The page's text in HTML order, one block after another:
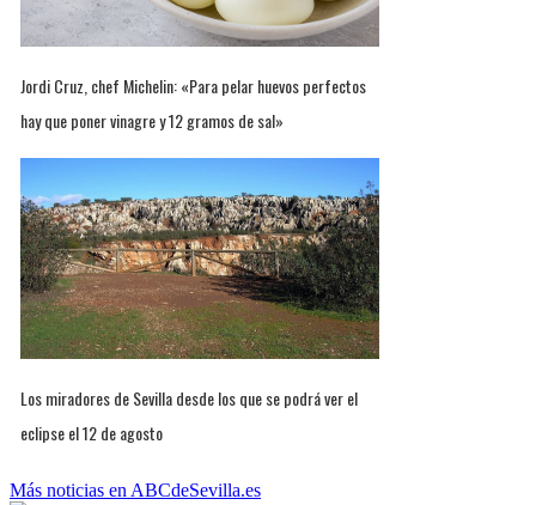
Jordi Cruz, chef Michelin: «Para pelar huevos perfectos
hay que poner vinagre y 12 gramos de sal»
Los miradores de Sevilla desde los que se podrá ver el
eclipse el 12 de agosto
Más noticias en ABCdeSevilla.es